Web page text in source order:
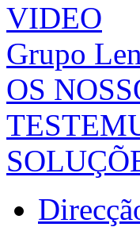
VIDEO
Grupo
OS